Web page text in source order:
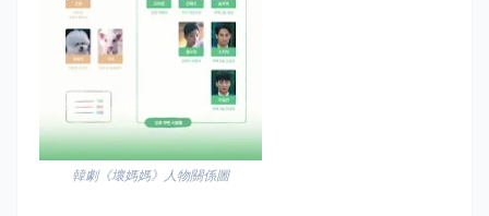
韓劇《壞媽媽》人物關係圖